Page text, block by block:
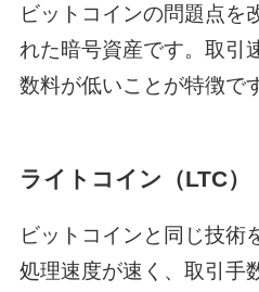
ビットコインの問題点を
れた暗号資産です。取引
数料が低いことが特徴で
ライトコイン（LTC）
ビットコインと同じ技術
処理速度が速く、取引手